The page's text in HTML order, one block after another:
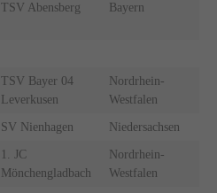
TSV Abensberg Bayern
TSV Bayer 04
Leverkusen
Nordrhein-
Westfalen
SV Nienhagen Niedersachsen
1. JC
Mönchengladbach
Nordrhein-
Westfalen